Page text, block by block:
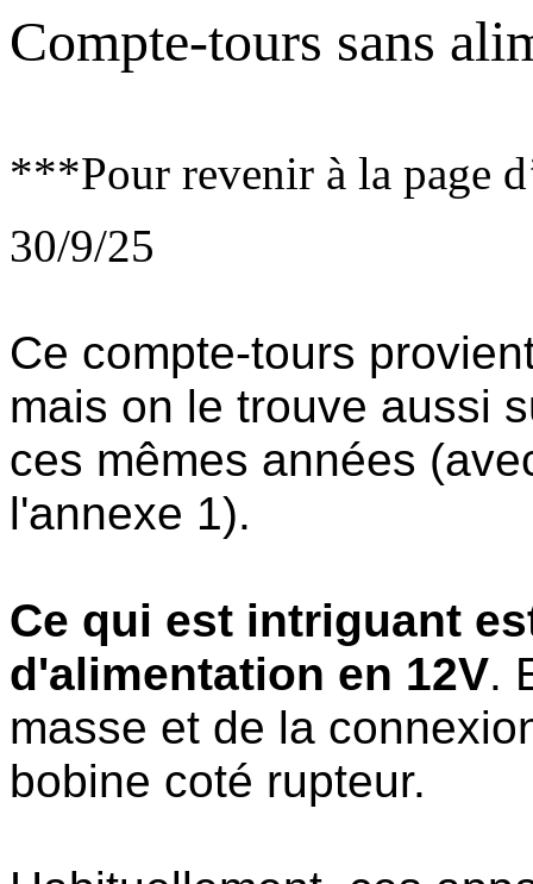
Compte-tours sans
***Pour revenir à la page
30/9/25
Ce compte-tours
mais on le trouve aussi
ces mêmes années
l'annexe 1).
Ce qui est intriguant
d'alimentation en 12V.
masse et de la
bobine coté rupteur.